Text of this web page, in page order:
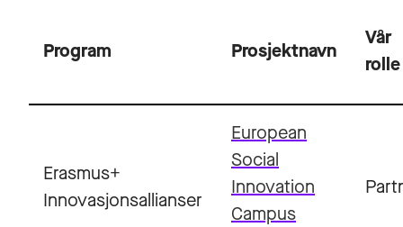
Program Prosjektnavn
Vår
rolle
Erasmus+
Innovasjonsallianser
European
Social
Innovation
Campus